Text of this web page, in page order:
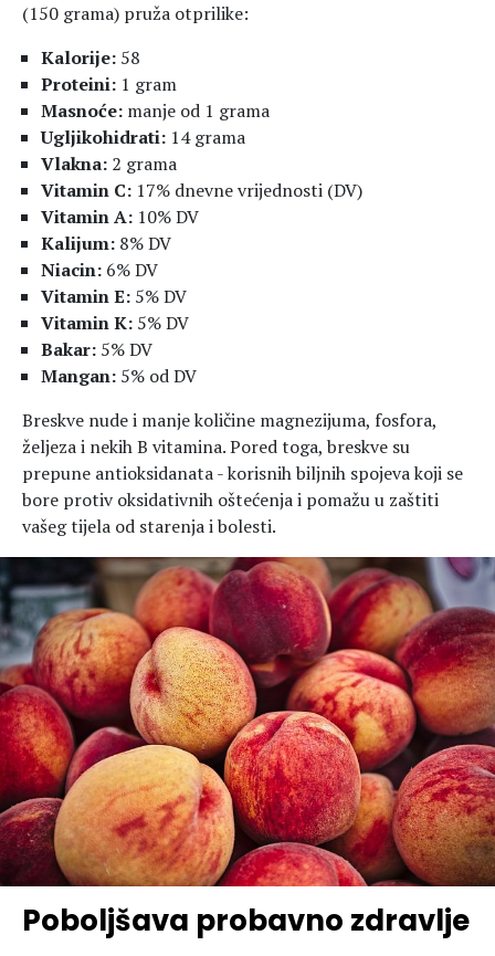
(150 grama) pruža otprilike:
Kalorije: 58
Proteini: 1 gram
Masnoće: manje od 1 grama
Ugljikohidrati: 14 grama
Vlakna: 2 grama
Vitamin C: 17% dnevne vrijednosti (DV)
Vitamin A: 10% DV
Kalijum: 8% DV
Niacin: 6% DV
Vitamin E: 5% DV
Vitamin K: 5% DV
Bakar: 5% DV
Mangan: 5% od DV
Breskve nude i manje količine magnezijuma, fosfora,
željeza i nekih B vitamina. Pored toga, breskve su
prepune antioksidanata - korisnih biljnih spojeva koji se
bore protiv oksidativnih oštećenja i pomažu u zaštiti
vašeg tijela od starenja i bolesti.
Poboljšava probavno zdravlje